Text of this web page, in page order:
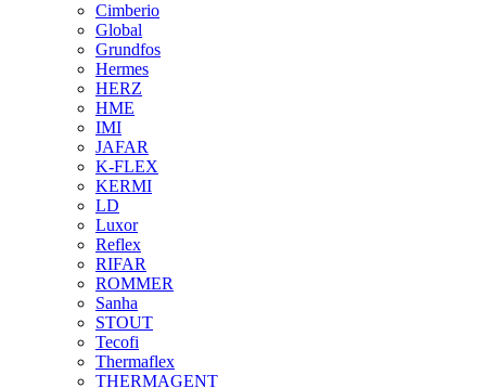
Cimberio
Global
Grundfos
Hermes
HERZ
HME
IMI
JAFAR
K-FLEX
KERMI
LD
Luxor
Reflex
RIFAR
ROMMER
Sanha
STOUT
Tecofi
Thermaflex
THERMAGENT